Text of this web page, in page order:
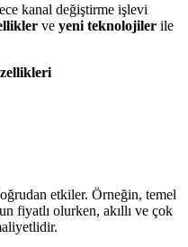
kanal değiştirme işlevi
ve yeni teknolojiler ile
etkiler. Örneğin, temel
fiyatlı olurken, akıllı ve çok